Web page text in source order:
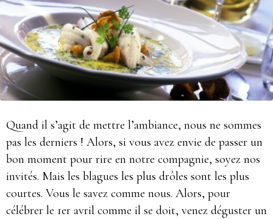
Quand il s’agit de mettre l’ambiance, nous ne sommes
pas les derniers ! Alors, si vous avez envie de passer un
bon moment pour rire en notre compagnie, soyez nos
invités. Mais les blagues les plus drôles sont les plus
courtes. Vous le savez comme nous. Alors, pour
célébrer le 1er avril comme il se doit, venez déguster un